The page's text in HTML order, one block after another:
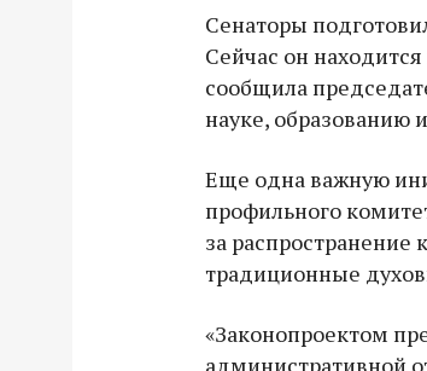
Сенаторы
Сейчас он
сообщила
науке, образованию
Еще одна важную
профильного
за
традиционные
«Законопроектом
административной